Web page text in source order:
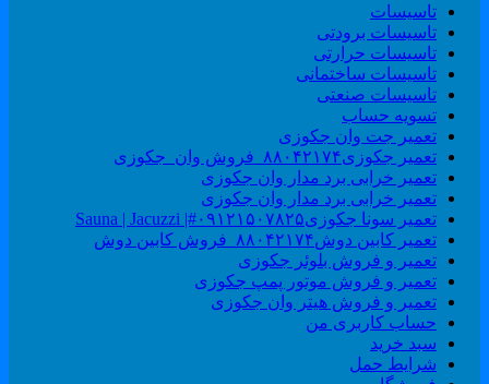
تاسیسات
تاسیسات برودتی
تاسیسات حرارتی
تاسیسات ساختمانی
تاسیسات صنعتی
تسویه حساب
تعمیر جت وان جکوزی
تعمیر جکوزی۸۸۰۴۲۱۷۴_فروش وان_جکوزی
تعمیر خرابی برد مدار وان جکوزی
تعمیر خرابی برد مدار وان جکوزی
تعمیر سونا جکوزی۰۹۱۲۱۵۰۷۸۲۵#| Sauna | Jacuzzi
تعمیر کابین دوش۸۸۰۴۲۱۷۴_فروش کابین دوش
تعمیر و فروش بلوئر جکوزی
تعمیر و فروش موتور پمپ جکوزی
تعمیر و فروش هیتر وان جکوزی
حساب کاربری من
سبد خرید
شرایط حمل